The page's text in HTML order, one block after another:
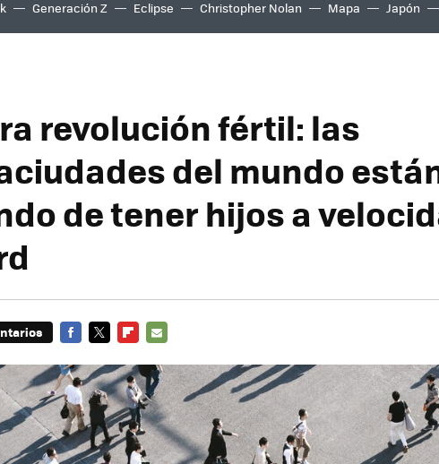
Generación Z Eclipse Christopher Nolan Mapa Japón
revolución fértil: las
del mundo
de tener hijos a
MAIL